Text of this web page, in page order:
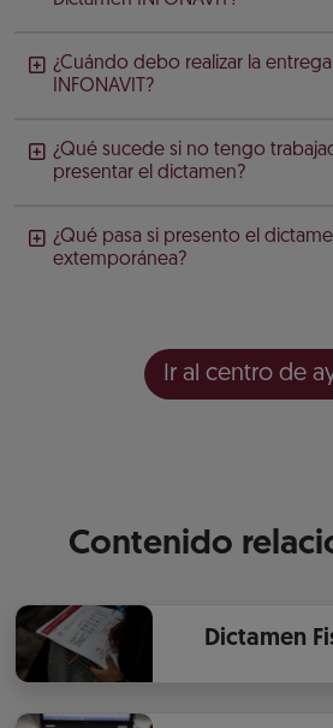
¿Cuándo debo realizar la
INFONAVIT?
¿Qué sucede si no tengo
presentar el dictamen?
¿Qué pasa si presento el
extemporánea?
Ir al centro de
Contenido
Dictamen